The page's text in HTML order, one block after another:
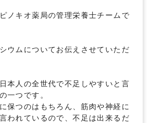
ノキオ薬局の管理栄養士チームで
ウムについてお伝えさせていただ
本人の全世代で不足しやすいと言
一つです。
保つのはもちろん、筋肉や神経に
われているので、不足は出来るだ